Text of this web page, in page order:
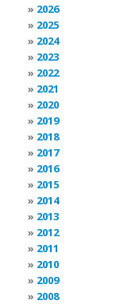
2026
2025
2024
2023
2022
2021
2020
2019
2018
2017
2016
2015
2014
2013
2012
2011
2010
2009
2008